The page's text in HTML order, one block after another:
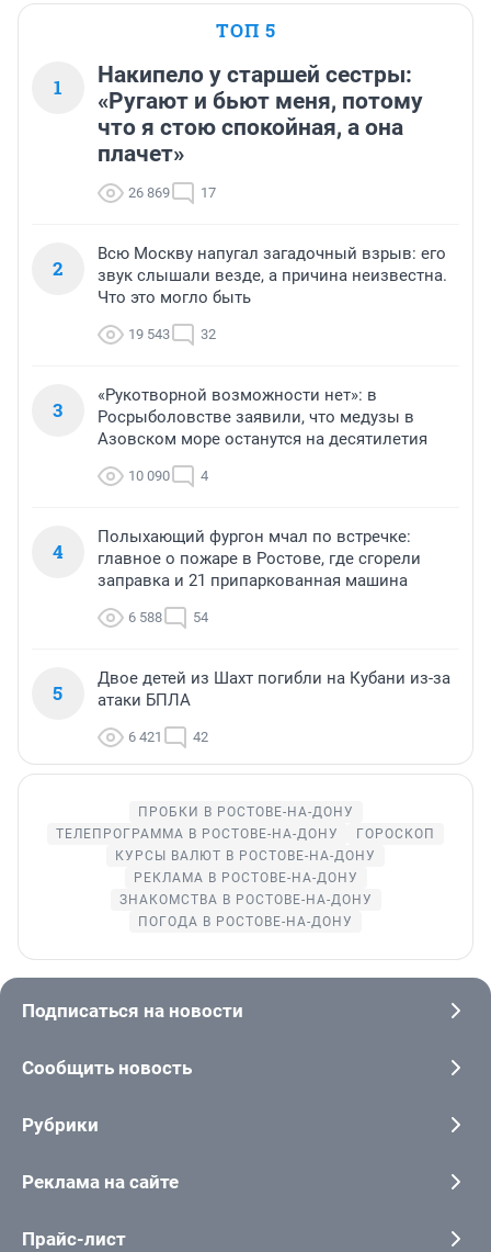
ТОП 5
1
Накипело у старшей сестры:
«Ругают и бьют меня, потому
что я стою спокойная, а она
плачет»
26 869 17
2
Всю Москву напугал загадочный взрыв: его
звук слышали везде, а причина неизвестна.
Что это могло быть
19 543 32
3
«Рукотворной возможности нет»: в
Росрыболовстве заявили, что медузы в
Азовском море останутся на десятилетия
10 090 4
4
Полыхающий фургон мчал по встречке:
главное о пожаре в Ростове, где сгорели
заправка и 21 припаркованная машина
6 588 54
5
Двое детей из Шахт погибли на Кубани из-за
атаки БПЛА
6 421 42
ПРОБКИ В РОСТОВЕ-НА-ДОНУ
ТЕЛЕПРОГРАММА В РОСТОВЕ-НА-ДОНУ
ГОРОСКОП
КУРСЫ ВАЛЮТ В РОСТОВЕ-НА-ДОНУ
РЕКЛАМА В РОСТОВЕ-НА-ДОНУ
ЗНАКОМСТВА В РОСТОВЕ-НА-ДОНУ
ПОГОДА В РОСТОВЕ-НА-ДОНУ
Подписаться на новости
Сообщить новость
Рубрики
Реклама на сайте
Прайс-лист